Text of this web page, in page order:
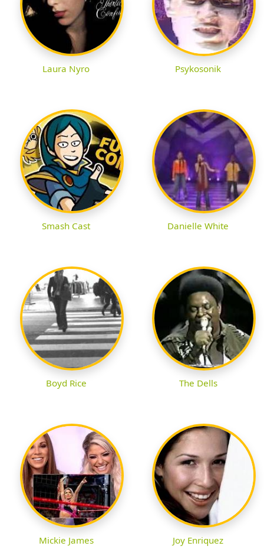
Laura Nyro Psykosonik
Smash Cast Danielle White
Boyd Rice The Dells
Mickie James Joy Enriquez